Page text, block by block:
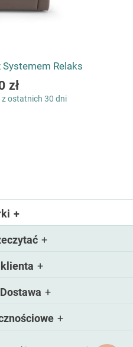
Relaks
zł
ostatnich 30 dni
klienta